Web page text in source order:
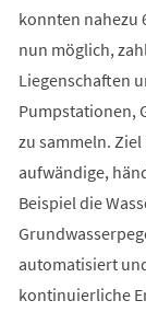
konnten nahezu
nun möglich,
Liegenschaften
Pumpstationen,
zu sammeln.
aufwändige,
Beispiel die
automatisiert
kontinuierliche